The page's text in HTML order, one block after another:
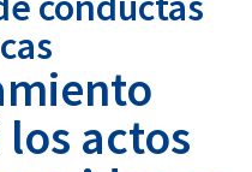
actos